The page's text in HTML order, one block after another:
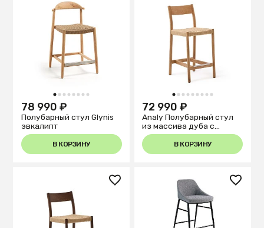
1 2 3 4 5 6 7 8
78 990 ₽
Полубарный стул Glynis
эвкалипт
В КОРЗИНУ
1 2 3 4 5 6 7 8 9
72 990 ₽
Analy Полубарный стул
из массива дуба с
натуральной отделкой и
сиденьем из веревки 65
см
В КОРЗИНУ